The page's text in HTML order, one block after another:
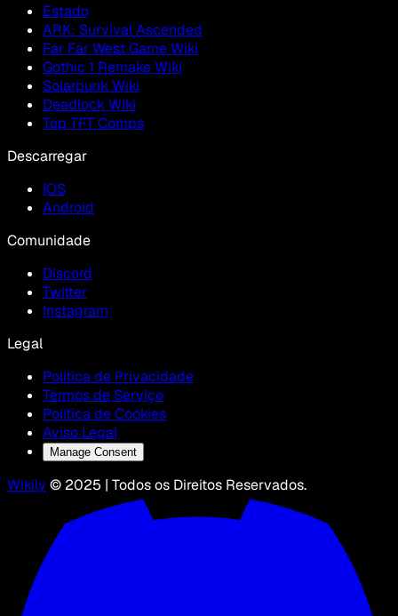
Estado
ARK: Survival Ascended
Far Far West Game Wiki
Gothic 1 Remake Wiki
Solarpunk Wiki
Deadlock Wiki
Top TFT Comps
Descarregar
IOS
Android
Comunidade
Discord
Twitter
Instagram
Legal
Política de Privacidade
Termos de Serviço
Política de Cookies
Aviso Legal
Manage Consent
Wikily © 2025 | Todos os Direitos Reservados.